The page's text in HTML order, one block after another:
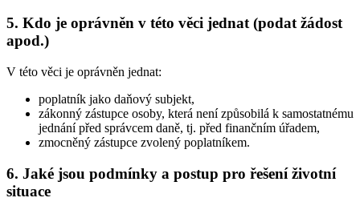
5. Kdo je oprávněn v této věci jednat (podat žádost
apod.)
V této věci je oprávněn jednat:
poplatník jako daňový subjekt,
zákonný zástupce osoby, která není způsobilá k samostatnému
jednání před správcem daně, tj. před finančním úřadem,
zmocněný zástupce zvolený poplatníkem.
6. Jaké jsou podmínky a postup pro řešení životní
situace